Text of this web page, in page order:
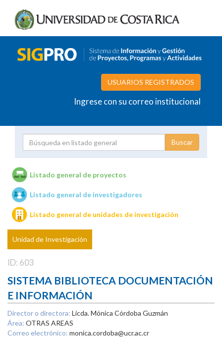
USUARIOS REGISTRADOS
Ingrese con su correo institucional
Unidades de investigación
Listado general de proyectos
Listado general de investigadores
Listado general de unidades de investigación
Unidad de Investigación
ID: 603
SISTEMA BIBLIOTECA DOCUMENTACIÓN
E INFORMACIÓN
Director o directora: Licda. Mónica Córdoba Guzmán
Área: OTRAS AREAS
Correo electrónico: monica.cordoba@ucr.ac.cr